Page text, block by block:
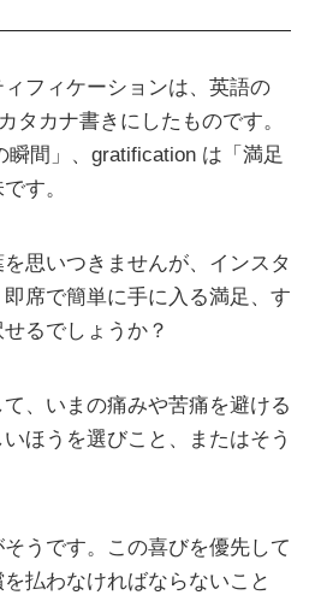
フィケーションは、英語の
タカナ書きにしたものです。
瞬間」、gratification は「満足
す。
思いつきませんが、インスタ
席で簡単に手に入る満足、す
るでしょうか？
、いまの痛みや苦痛を避ける
ほうを選びこと、またはそう
うです。この喜びを優先して
払わなければならないこと